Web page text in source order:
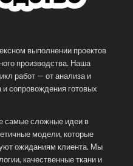
выполнении проектов
производства. Наша
работ — от анализа и
и сопровождения готовых
самые сложные идеи в
модели, которые
ожиданиям клиента. Мы
качественные ткани и